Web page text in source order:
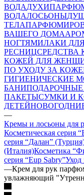
ВОДАДУХИ
ВОДАЛОСЬОНЫ
ТЕЛА
ВАШЕГО ДОМА
НОГТЯМИЛАКИ
РЕСНИЦСРЕДСТВА
КОЖЕЙ ДЛЯ
ПО УХОДУ ЗА
ГИГИЕНИЧЕСКИЕ
БАНИ
ПАКЕТЫСУМКИ И
ДЕТЕЙ
—
Кремы и лосьоны для
Косметическая серия
серия “Далан”
(Италия)Косметика
серия “Eup Sabry”Уход
—Крем для рук
увлажняющий